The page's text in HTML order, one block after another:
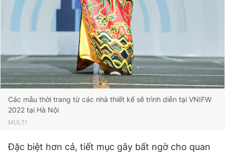
Các mẫu thời trang từ các nhà thiết kế sẽ trình diễn tại VNIFW
2022 tại Hà Nội
MULTI
Đặc biệt hơn cả, tiết mục gây bất ngờ cho quan